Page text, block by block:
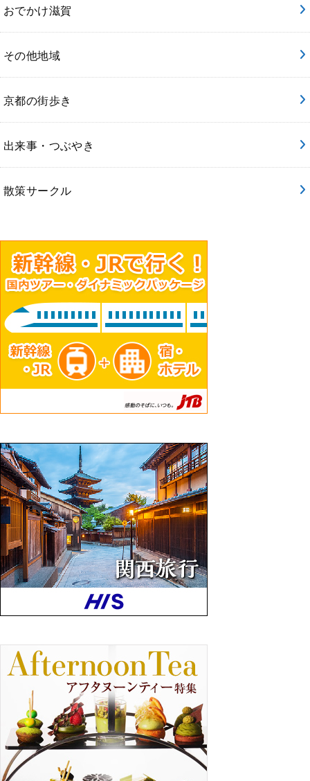
おでかけ滋賀
その他地域
京都の街歩き
出来事・つぶやき
散策サークル